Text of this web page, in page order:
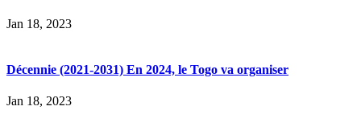
Jan 18, 2023
Décennie (2021-2031) En 2024, le Togo va organiser
Jan 18, 2023